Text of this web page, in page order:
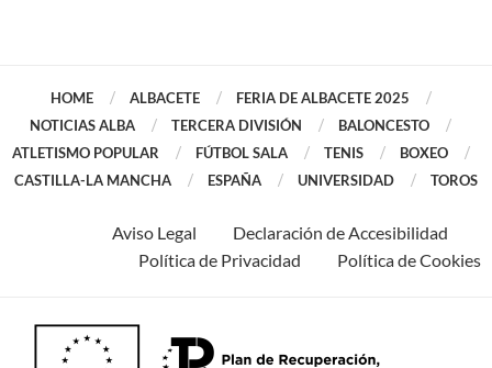
HOME ALBACETE
FERIA DE ALBACETE 2025
NOTICIAS ALBA
TERCERA DIVISIÓN
BALONCESTO
ATLETISMO POPULAR
FÚTBOL SALA TENIS
BOXEO
CASTILLA-LA MANCHA
ESPAÑA UNIVERSIDAD TOROS
Aviso Legal
Declaración de Accesibilidad
Política de Privacidad
Política de Cookies